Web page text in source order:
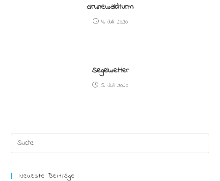
Grunewaldturm
4. Juli 2020
Segelwetter
5. Juli 2020
Search
this
Neueste Beiträge